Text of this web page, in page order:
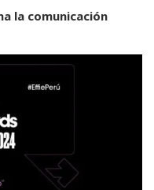
la comunicación